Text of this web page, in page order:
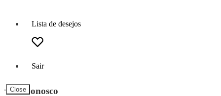
Lista de desejos
Sair
Close
Fale Conosco